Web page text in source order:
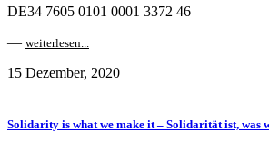
DE34 7605 0101 0001 3372 46
— weiterlesen...
15 Dezember, 2020
Solidarity is what we make it – Solidarität ist, was